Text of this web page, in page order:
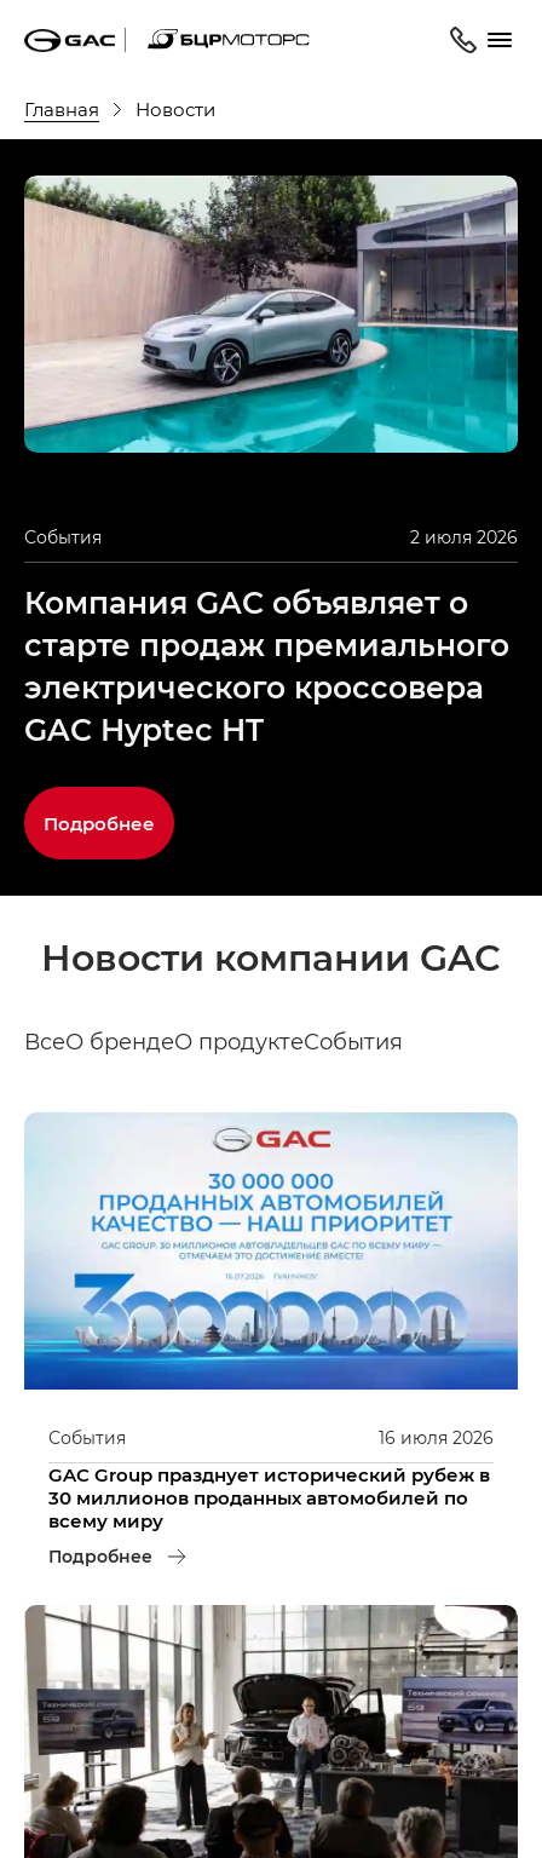
Главная Новости
События 2 июля 2026
Компания GAC объявляет о
старте продаж премиального
электрического кроссовера
GAC Hyptec HT
Подробнее
Новости компании GAC
ВсеО брендеО продуктеСобытия
16 июля 2026
События
GAC Group празднует исторический рубеж в
30 миллионов проданных автомобилей по
всему миру
Подробнее